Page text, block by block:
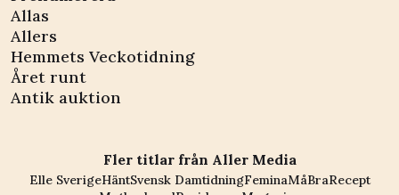
Allas
Allers
Hemmets Veckotidning
Året runt
Antik auktion
Fler titlar från Aller Media
Elle SverigeHäntSvensk DamtidningFeminaMåBraRecept